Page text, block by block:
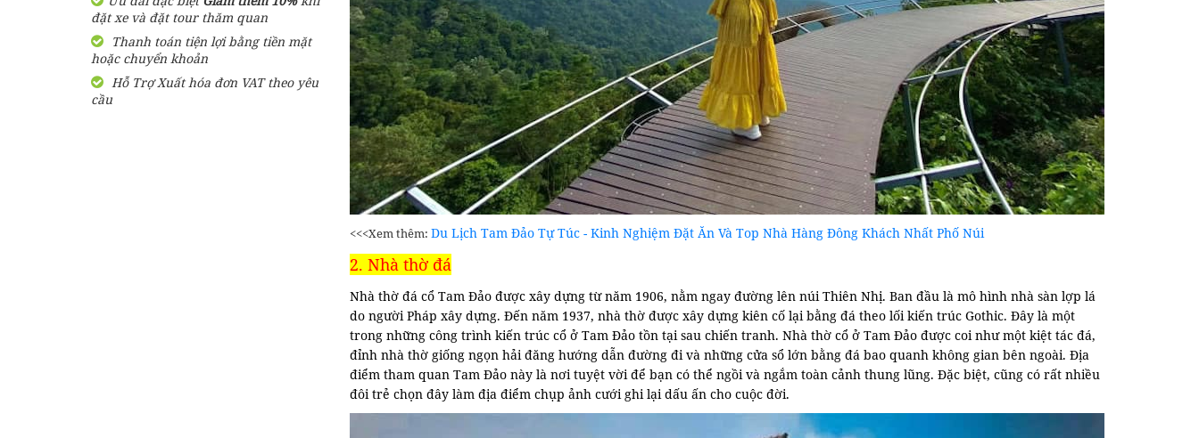
đặt xe và đặt tour thăm quan
Thanh toán tiện lợi bằng tiền mặt
hoặc chuyển khoản
Hỗ Trợ Xuất hóa đơn VAT theo yêu
cầu
<<<Xem thêm: Du Lịch Tam Đảo Tự Túc - Kinh Nghiệm Đặt Ăn Và Top Nhà Hàng Đông Khách Nhất Phố Núi
2. Nhà thờ đá
Nhà thờ đá cổ Tam Đảo được xây dựng từ năm 1906, nằm ngay đường lên núi Thiên Nhị. Ban đầu là mô hình nhà sàn lợp lá
do người Pháp xây dựng. Đến năm 1937, nhà thờ được xây dựng kiên cố lại bằng đá theo lối kiến trúc Gothic. Đây là một
trong những công trình kiến trúc cổ ở Tam Đảo tồn tại sau chiến tranh. Nhà thờ cổ ở Tam Đảo được coi như một kiệt tác đá,
đỉnh nhà thờ giống ngọn hải đăng hướng dẫn đường đi và những cửa sổ lớn bằng đá bao quanh không gian bên ngoài. Địa
điểm tham quan Tam Đảo này là nơi tuyệt vời để bạn có thể ngồi và ngắm toàn cảnh thung lũng. Đặc biệt, cũng có rất nhiều
đôi trẻ chọn đây làm địa điểm chụp ảnh cưới ghi lại dấu ấn cho cuộc đời.